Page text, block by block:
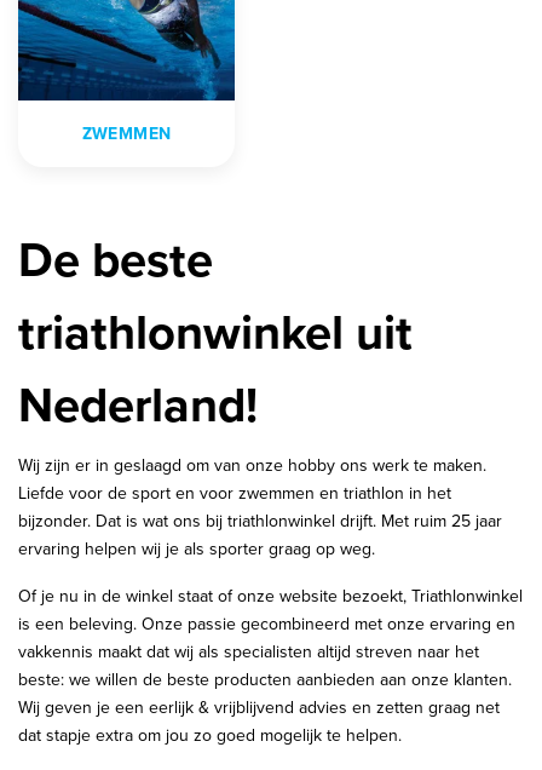
ZWEMMEN
De beste
triathlonwinkel uit
Nederland!
Wij zijn er in geslaagd om van onze hobby ons werk te maken.
Liefde voor de sport en voor zwemmen en triathlon in het
bijzonder. Dat is wat ons bij triathlonwinkel drijft. Met ruim 25 jaar
ervaring helpen wij je als sporter graag op weg.
Of je nu in de winkel staat of onze website bezoekt, Triathlonwinkel
is een beleving. Onze passie gecombineerd met onze ervaring en
vakkennis maakt dat wij als specialisten altijd streven naar het
beste: we willen de beste producten aanbieden aan onze klanten.
Wij geven je een eerlijk & vrijblijvend advies en zetten graag net
dat stapje extra om jou zo goed mogelijk te helpen.